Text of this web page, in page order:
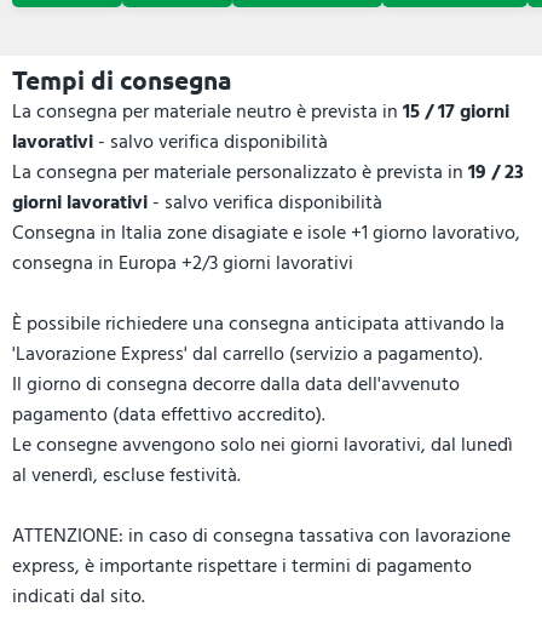
Tempi di consegna
La consegna per materiale neutro è prevista in15 / 17 giorni
lavorativi- salvo verifica disponibilità
La consegna per materiale personalizzato è prevista in19 / 23
giorni lavorativi- salvo verifica disponibilità
Consegna in Italia zone disagiate e isole +1 giorno lavorativo,
consegna in Europa +2/3 giorni lavorativi
È possibile richiedere una consegna anticipata attivando la
'Lavorazione Express' dal carrello (servizio a pagamento).
Il giorno di consegna decorre dalla data dell'avvenuto
pagamento (data effettivo accredito).
Le consegne avvengono solo nei giorni lavorativi, dal lunedì
al venerdì, escluse festività.
ATTENZIONE: in caso di consegna tassativa con lavorazione
express, è importante rispettare i termini di pagamento
indicati dal sito.